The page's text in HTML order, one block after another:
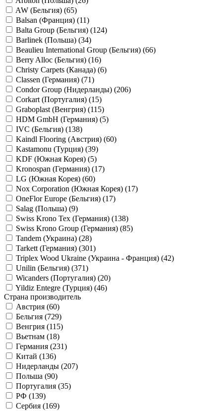
AW (Бельгия) (65)
Balsan (Франция) (11)
Balta Group (Бельгия) (124)
Barlinek (Польша) (34)
Beaulieu International Group (Бельгия) (66)
Berry Alloc (Бельгия) (16)
Christy Carpets (Канада) (6)
Classen (Германия) (71)
Condor Group (Нидерланды) (206)
Corkart (Португалия) (15)
Graboplast (Венгрия) (115)
HDM GmbH (Германия) (5)
IVC (Бельгия) (138)
Kaindl Flooring (Австрия) (60)
Kastamonu (Турция) (39)
KDF (Южная Корея) (5)
Kronospan (Германия) (17)
LG (Южная Корея) (60)
Nox Corporation (Южная Корея) (17)
OneFlor Europe (Бельгия) (17)
Salag (Польша) (9)
Swiss Krono Tex (Германия) (138)
Swiss Krono Group (Германия) (85)
Tandem (Украина) (28)
Tarkett (Германия) (301)
Triplex Wood Ukraine (Украина - Франция) (42)
Unilin (Бельгия) (371)
Wicanders (Португалия) (20)
Yildiz Entegre (Турция) (46)
Страна производитель
Австрия (60)
Бельгия (729)
Венгрия (115)
Вьетнам (18)
Германия (231)
Китай (136)
Нидерланды (207)
Польша (90)
Португалия (35)
РФ (139)
Сербия (169)